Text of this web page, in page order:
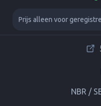
Prijs alleen voor
NBR /